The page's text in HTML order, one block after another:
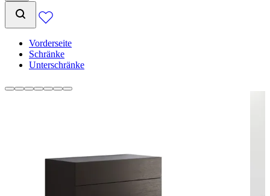
Vorderseite
Schränke
Unterschränke